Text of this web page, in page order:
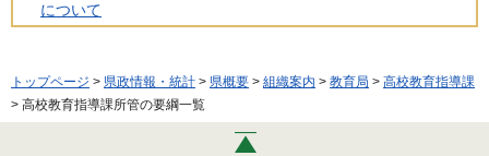
について
トップページ > 県政情報・統計 > 県概要 > 組織案内 > 教育局 > 高校教育指導課
> 高校教育指導課所管の要綱一覧